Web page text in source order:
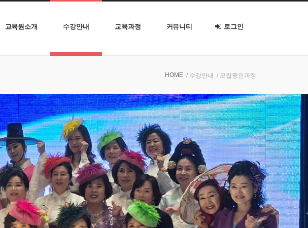
교육원소개 수강안내 교육과정 커뮤니티 로그인
HOME / 수강안내 / 모집중인과정